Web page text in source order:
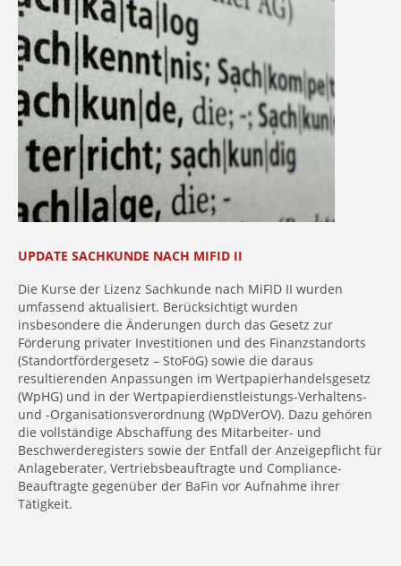
UPDATE SACHKUNDE NACH MIFID II
Die Kurse der Lizenz Sachkunde nach MiFID II wurden
umfassend aktualisiert. Berücksichtigt wurden
insbesondere die Änderungen durch das Gesetz zur
Förderung privater Investitionen und des Finanzstandorts
(Standortfördergesetz – StoFöG) sowie die daraus
resultierenden Anpassungen im Wertpapierhandelsgesetz
(WpHG) und in der Wertpapierdienstleistungs-Verhaltens-
und -Organisationsverordnung (WpDVerOV). Dazu gehören
die vollständige Abschaffung des Mitarbeiter- und
Beschwerderegisters sowie der Entfall der Anzeigepflicht für
Anlageberater, Vertriebsbeauftragte und Compliance-
Beauftragte gegenüber der BaFin vor Aufnahme ihrer
Tätigkeit.